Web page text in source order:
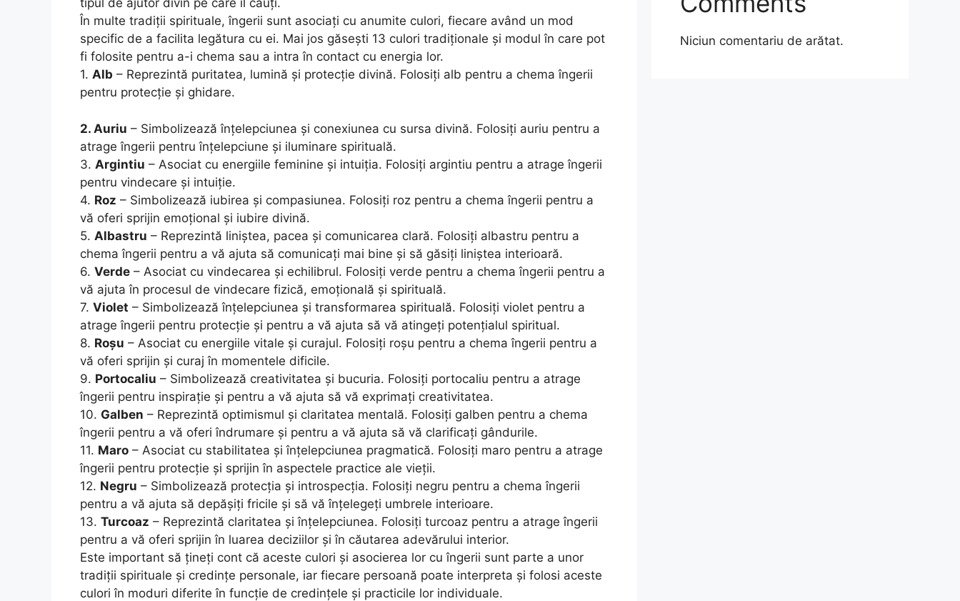
tipul de ajutor divin pe care îl cauți.
În multe tradiții spirituale, îngerii sunt asociați cu anumite culori, fiecare având un mod
specific de a facilita legătura cu ei. Mai jos găsești 13 culori tradiționale și modul în care pot
fi folosite pentru a-i chema sau a intra în contact cu energia lor.
1. Alb – Reprezintă puritatea, lumină și protecție divină. Folosiți alb pentru a chema îngerii
pentru protecție și ghidare.
2. Auriu – Simbolizează înțelepciunea și conexiunea cu sursa divină. Folosiți auriu pentru a
atrage îngerii pentru înțelepciune și iluminare spirituală.
3. Argintiu – Asociat cu energiile feminine și intuiția. Folosiți argintiu pentru a atrage îngerii
pentru vindecare și intuiție.
4. Roz – Simbolizează iubirea și compasiunea. Folosiți roz pentru a chema îngerii pentru a
vă oferi sprijin emoțional și iubire divină.
5. Albastru – Reprezintă liniștea, pacea și comunicarea clară. Folosiți albastru pentru a
chema îngerii pentru a vă ajuta să comunicați mai bine și să găsiți liniștea interioară.
6. Verde – Asociat cu vindecarea și echilibrul. Folosiți verde pentru a chema îngerii pentru a
vă ajuta în procesul de vindecare fizică, emoțională și spirituală.
7. Violet – Simbolizează înțelepciunea și transformarea spirituală. Folosiți violet pentru a
atrage îngerii pentru protecție și pentru a vă ajuta să vă atingeți potențialul spiritual.
8. Roșu – Asociat cu energiile vitale și curajul. Folosiți roșu pentru a chema îngerii pentru a
vă oferi sprijin și curaj în momentele dificile.
9. Portocaliu – Simbolizează creativitatea și bucuria. Folosiți portocaliu pentru a atrage
îngerii pentru inspirație și pentru a vă ajuta să vă exprimați creativitatea.
10. Galben – Reprezintă optimismul și claritatea mentală. Folosiți galben pentru a chema
îngerii pentru a vă oferi îndrumare și pentru a vă ajuta să vă clarificați gândurile.
11. Maro – Asociat cu stabilitatea și înțelepciunea pragmatică. Folosiți maro pentru a atrage
îngerii pentru protecție și sprijin în aspectele practice ale vieții.
12. Negru – Simbolizează protecția și introspecția. Folosiți negru pentru a chema îngerii
pentru a vă ajuta să depășiți fricile și să vă înțelegeți umbrele interioare.
13. Turcoaz – Reprezintă claritatea și înțelepciunea. Folosiți turcoaz pentru a atrage îngerii
pentru a vă oferi sprijin în luarea deciziilor și în căutarea adevărului interior.
Este important să țineți cont că aceste culori și asocierea lor cu îngerii sunt parte a unor
tradiții spirituale și credințe personale, iar fiecare persoană poate interpreta și folosi aceste
culori în moduri diferite în funcție de credințele și practicile lor individuale.
Niciun comentariu de arătat.